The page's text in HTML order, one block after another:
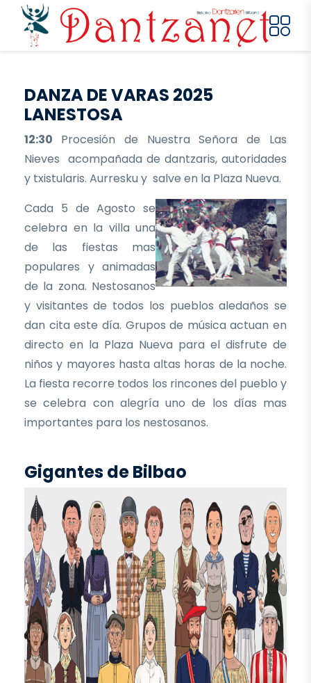
Pasar al contenido principal
DANZA DE VARAS 2025
LANESTOSA
12:30 Procesión de Nuestra Señora de Las
Nieves acompañada de dantzaris, autoridades
y txistularis. Aurresku y salve en la Plaza Nueva.
Cada 5 de Agosto se
celebra en la villa una
de las fiestas mas
populares y animadas
de la zona. Nestosanos
y visitantes de todos los pueblos aledaños se
dan cita este día. Grupos de música actuan en
directo en la Plaza Nueva para el disfrute de
niños y mayores hasta altas horas de la noche.
La fiesta recorre todos los rincones del pueblo y
se celebra con alegría uno de los días mas
importantes para los nestosanos.
Gigantes de Bilbao